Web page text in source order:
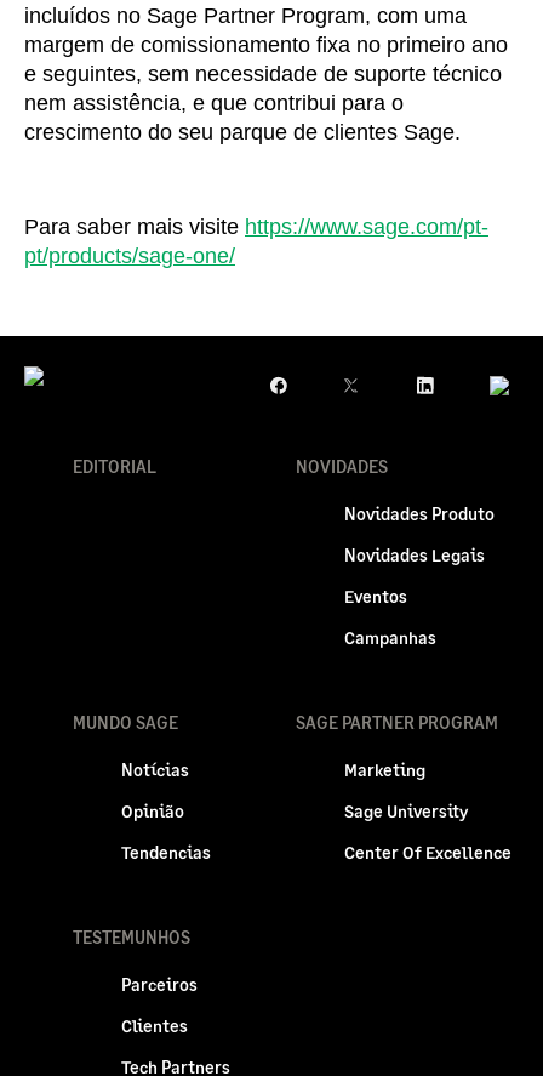
incluídos no Sage Partner Program, com uma
margem de comissionamento fixa no primeiro ano
e seguintes, sem necessidade de suporte técnico
nem assistência, e que contribui para o
crescimento do seu parque de clientes Sage.
Para saber mais visite https://www.sage.com/pt-
pt/products/sage-one/
EDITORIAL NOVIDADES
Novidades Produto
Novidades Legais
Eventos
Campanhas
MUNDO SAGE
Notícias
Opinião
Tendencias
SAGE PARTNER PROGRAM
Marketing
Sage University
Center Of Excellence
TESTEMUNHOS
Parceiros
Clientes
Tech Partners